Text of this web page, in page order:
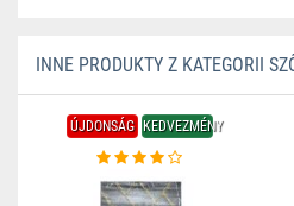
INNE PRODUKTY Z KATEGORII
ÚJDONSÁG KEDVEZMÉNY